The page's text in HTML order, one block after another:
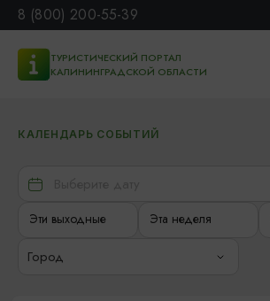
8 (800) 200-55-39
ТУРИСТИЧЕСКИЙ ПОРТАЛ
КАЛИНИНГРАДСКОЙ ОБЛАСТИ
КАЛЕНДАРЬ СОБЫТИЙ
Эти выходные Эта неделя
Город